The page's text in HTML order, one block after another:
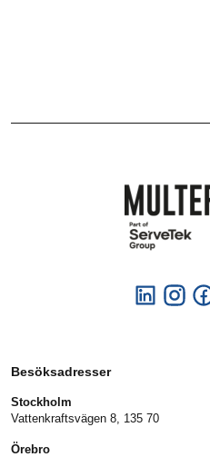
Besöksadresser
Stockholm
Vattenkraftsvägen 8, 135 70
Örebro